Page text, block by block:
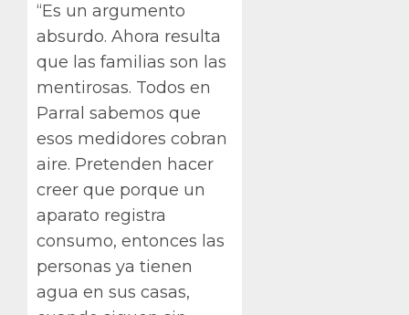
“Es un argumento
absurdo. Ahora resulta
que las familias son las
mentirosas. Todos en
Parral sabemos que
esos medidores cobran
aire. Pretenden hacer
creer que porque un
aparato registra
consumo, entonces las
personas ya tienen
agua en sus casas,